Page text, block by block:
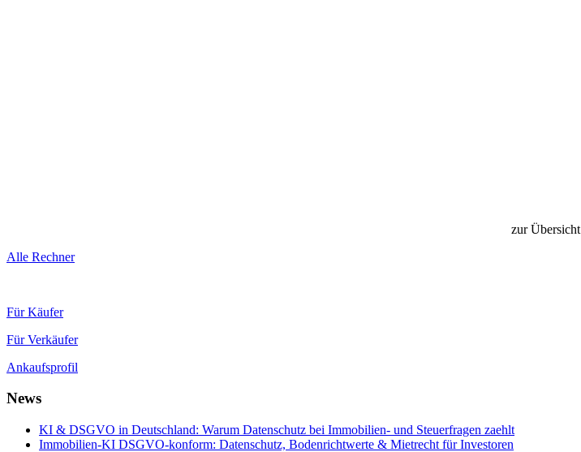
zur Übersicht
Alle Rechner
Für Käufer
Für Verkäufer
Ankaufsprofil
News
KI & DSGVO in Deutschland: Warum Datenschutz bei Immobilien- und Steuerfragen zaehlt
Immobilien-KI DSGVO-konform: Datenschutz, Bodenrichtwerte & Mietrecht für Investoren